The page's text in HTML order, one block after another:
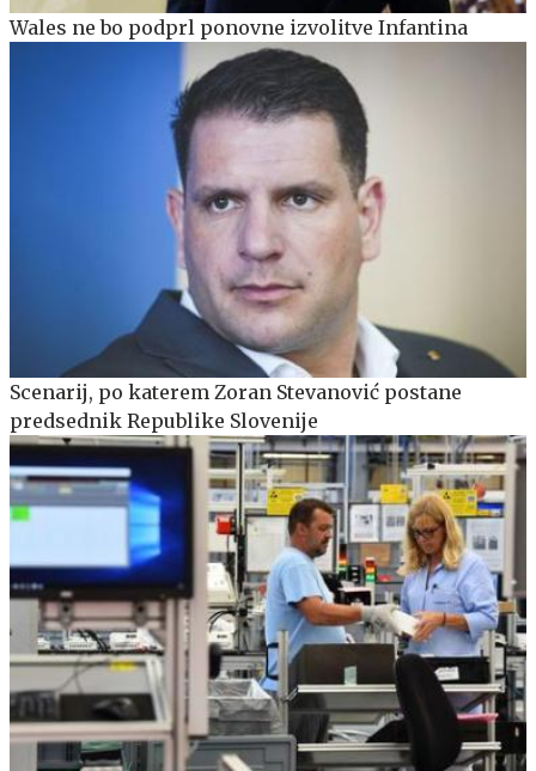
Wales ne bo podprl ponovne izvolitve Infantina
Scenarij, po katerem Zoran Stevanović postane
predsednik Republike Slovenije